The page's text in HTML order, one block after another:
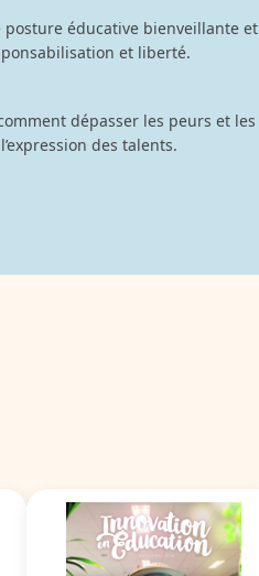
posture éducative bienveillante et
et liberté.
dépasser les peurs et les
des talents.